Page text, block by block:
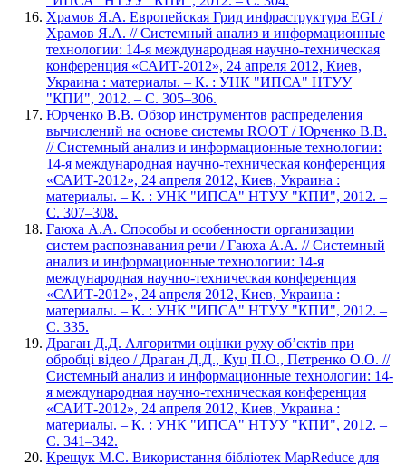
Храмов Я.А. Европейская Грид инфраструктура EGI /
Храмов Я.А. // Системный анализ и информационные
технологии: 14-я международная научно-техническая
конференция «САИТ-2012», 24 апреля 2012, Киев,
Украина : материалы. – К. : УНК "ИПСА" НТУУ
"КПИ", 2012. – С. 305–306.
Юрченко В.В. Обзор инструментов распределения
вычислений на основе системы ROOT / Юрченко В.В.
// Системный анализ и информационные технологии:
14-я международная научно-техническая конференция
«САИТ-2012», 24 апреля 2012, Киев, Украина :
материалы. – К. : УНК "ИПСА" НТУУ "КПИ", 2012. –
С. 307–308.
Гаюха А.А. Способы и особенности организации
систем распознавания речи / Гаюха А.А. // Системный
анализ и информационные технологии: 14-я
международная научно-техническая конференция
«САИТ-2012», 24 апреля 2012, Киев, Украина :
материалы. – К. : УНК "ИПСА" НТУУ "КПИ", 2012. –
С. 335.
Драган Д.Д. Алгоритми оцінки руху об’єктів при
обробці відео / Драган Д.Д., Куц П.О., Петренко О.О. //
Системный анализ и информационные технологии: 14-
я международная научно-техническая конференция
«САИТ-2012», 24 апреля 2012, Киев, Украина :
материалы. – К. : УНК "ИПСА" НТУУ "КПИ", 2012. –
С. 341–342.
Крещук М.С. Використання бібліотек MapReduce для